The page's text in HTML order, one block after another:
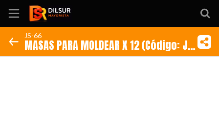
Inicio
JS-66
MASAS PARA MOLDEAR X 12 (Código: JS-
66)